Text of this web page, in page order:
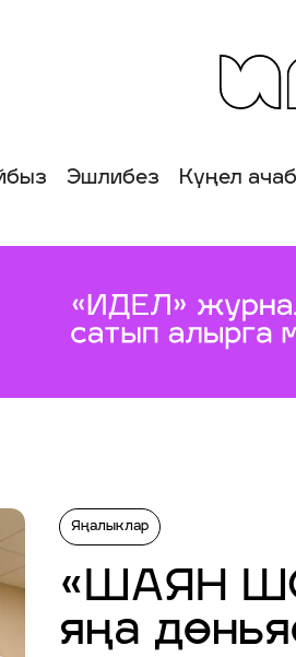
Эшлибез Күңел
Яңалыклар
«ШАЯН
яңа